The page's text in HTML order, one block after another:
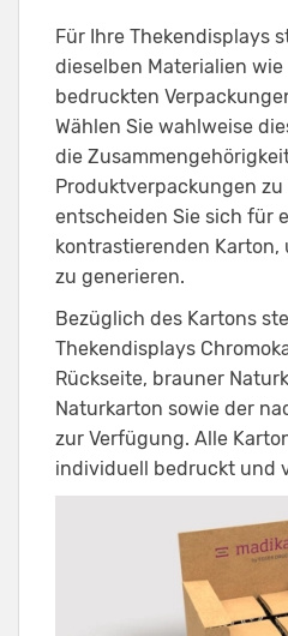
Für Ihre Thekendisplays
dieselben Materialien
bedruckten
Wählen Sie wahlweise
die
Produktverpackungen
entscheiden Sie sich für
kontrastierenden Karton,
zu generieren.
Bezüglich des Kartons
Thekendisplays
Rückseite, brauner
Naturkarton sowie der
zur Verfügung. Alle
individuell bedruckt und